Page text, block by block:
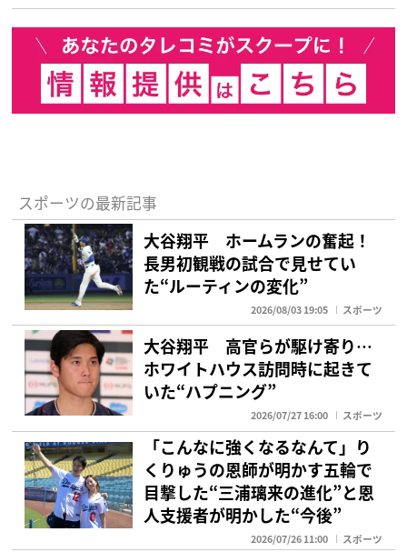
スポーツの最新記事
大谷翔平 ホームランの奮起！
長男初観戦の試合で見せてい
た“ルーティンの変化”
2026/08/03 19:05 スポーツ
大谷翔平 高官らが駆け寄り…
ホワイトハウス訪問時に起きて
いた“ハプニング”
2026/07/27 16:00 スポーツ
「こんなに強くなるなんて」り
くりゅうの恩師が明かす五輪で
目撃した“三浦璃来の進化”と恩
人支援者が明かした“今後”
2026/07/26 11:00 スポーツ